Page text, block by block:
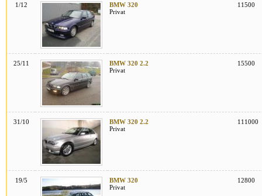
1/12
BMW 320
Privat
11500
25/11
BMW 320 2.2
Privat
15500
31/10
BMW 320 2.2
Privat
111000
19/5
BMW 320
Privat
12800